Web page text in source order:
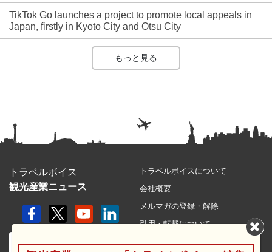
TikTok Go launches a project to promote local appeals in
Japan, firstly in Kyoto City and Otsu City
もっと見る
トラベルボイス
観光産業ニュース
トラベルボイスについて
会社概要
メルマガの登録・解除
引用・転載について